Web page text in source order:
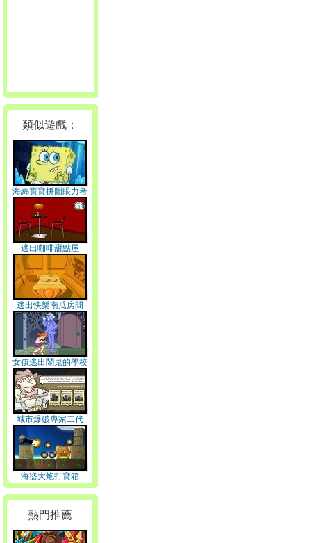
類似遊戲：
海綿寶寶拼圖眼力考
逃出咖啡甜點屋
逃出快樂南瓜房間
女孩逃出鬧鬼的學校
城市爆破專家二代
海盜大炮打寶箱
熱門推薦